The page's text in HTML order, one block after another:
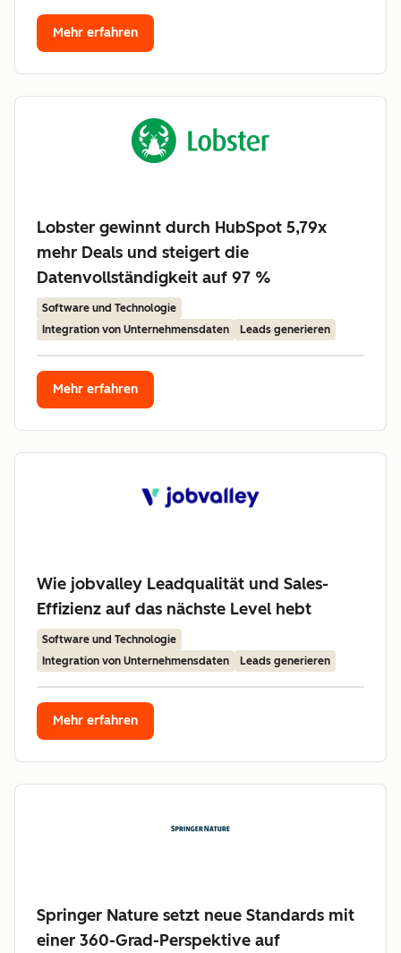
Mehr erfahren
Lobster gewinnt durch HubSpot 5,79x
mehr Deals und steigert die
Datenvollständigkeit auf 97 %
Software und Technologie
Integration von Unternehmensdaten
Leads generieren
Mehr erfahren
Wie jobvalley Leadqualität und Sales-
Effizienz auf das nächste Level hebt
Software und Technologie
Integration von Unternehmensdaten
Leads generieren
Mehr erfahren
Springer Nature setzt neue Standards mit
einer 360-Grad-Perspektive auf